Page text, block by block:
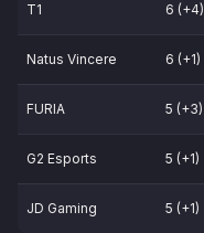
T1 6 (+4)
Natus Vincere 6 (+1)
FURIA 5 (+3)
G2 Esports 5 (+1)
JD Gaming 5 (+1)